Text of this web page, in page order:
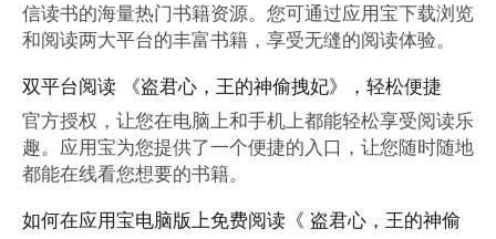
信读书的海量热门书籍资源。您可通过应用宝下载浏览
和阅读两大平台的丰富书籍，享受无缝的阅读体验。
双平台阅读 《盗君心，王的神偷拽妃》，轻松便捷
官方授权，让您在电脑上和手机上都能轻松享受阅读乐
趣。应用宝为您提供了一个便捷的入口，让您随时随地
都能在线看您想要的书籍。
如何在应用宝电脑版上免费阅读《 盗君心，王的神偷